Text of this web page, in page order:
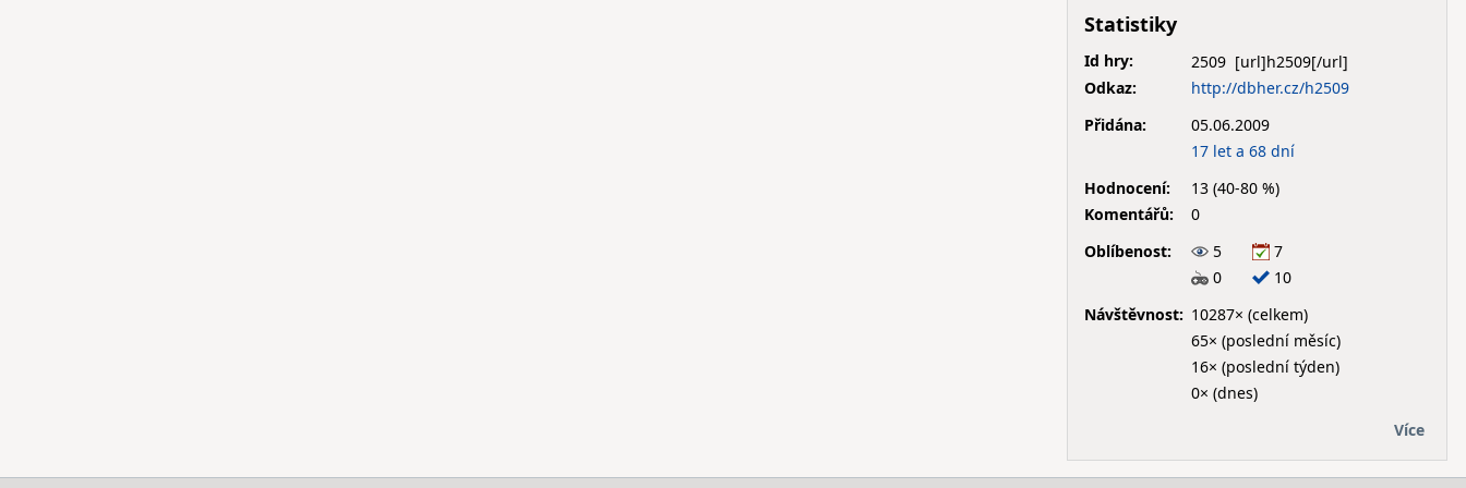
Statistiky
Id hry:
2509
Odkaz:
http://dbher.cz/h2509
Přidána:
05.06.2009
17 let a 68 dní
Hodnocení:
13 (40-80 %)
Komentářů:
0
Oblíbenost:
5
7
0
10
Návštěvnost: 10287× (celkem)
65× (poslední měsíc)
16× (poslední týden)
0× (dnes)
Více